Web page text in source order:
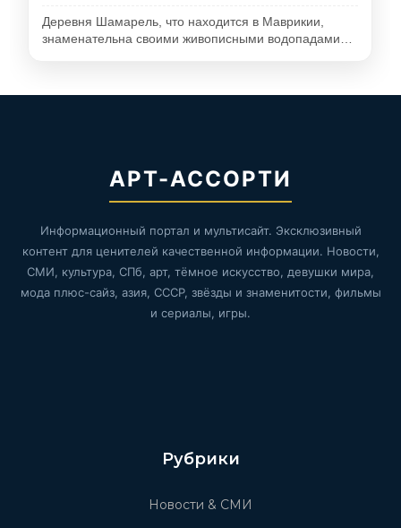
Деревня Шамарель, что находится в Маврикии,
знаменательна своими живописными водопадами…
АРТ-АССОРТИ
Информационный портал и мультисайт. Эксклюзивный
контент для ценителей качественной информации. Новости,
СМИ, культура, СПб, арт, тёмное искусство, девушки мира,
мода плюс-сайз, азия, СССР, звёзды и знаменитости, фильмы
и сериалы, игры.
Рубрики
Новости & СМИ